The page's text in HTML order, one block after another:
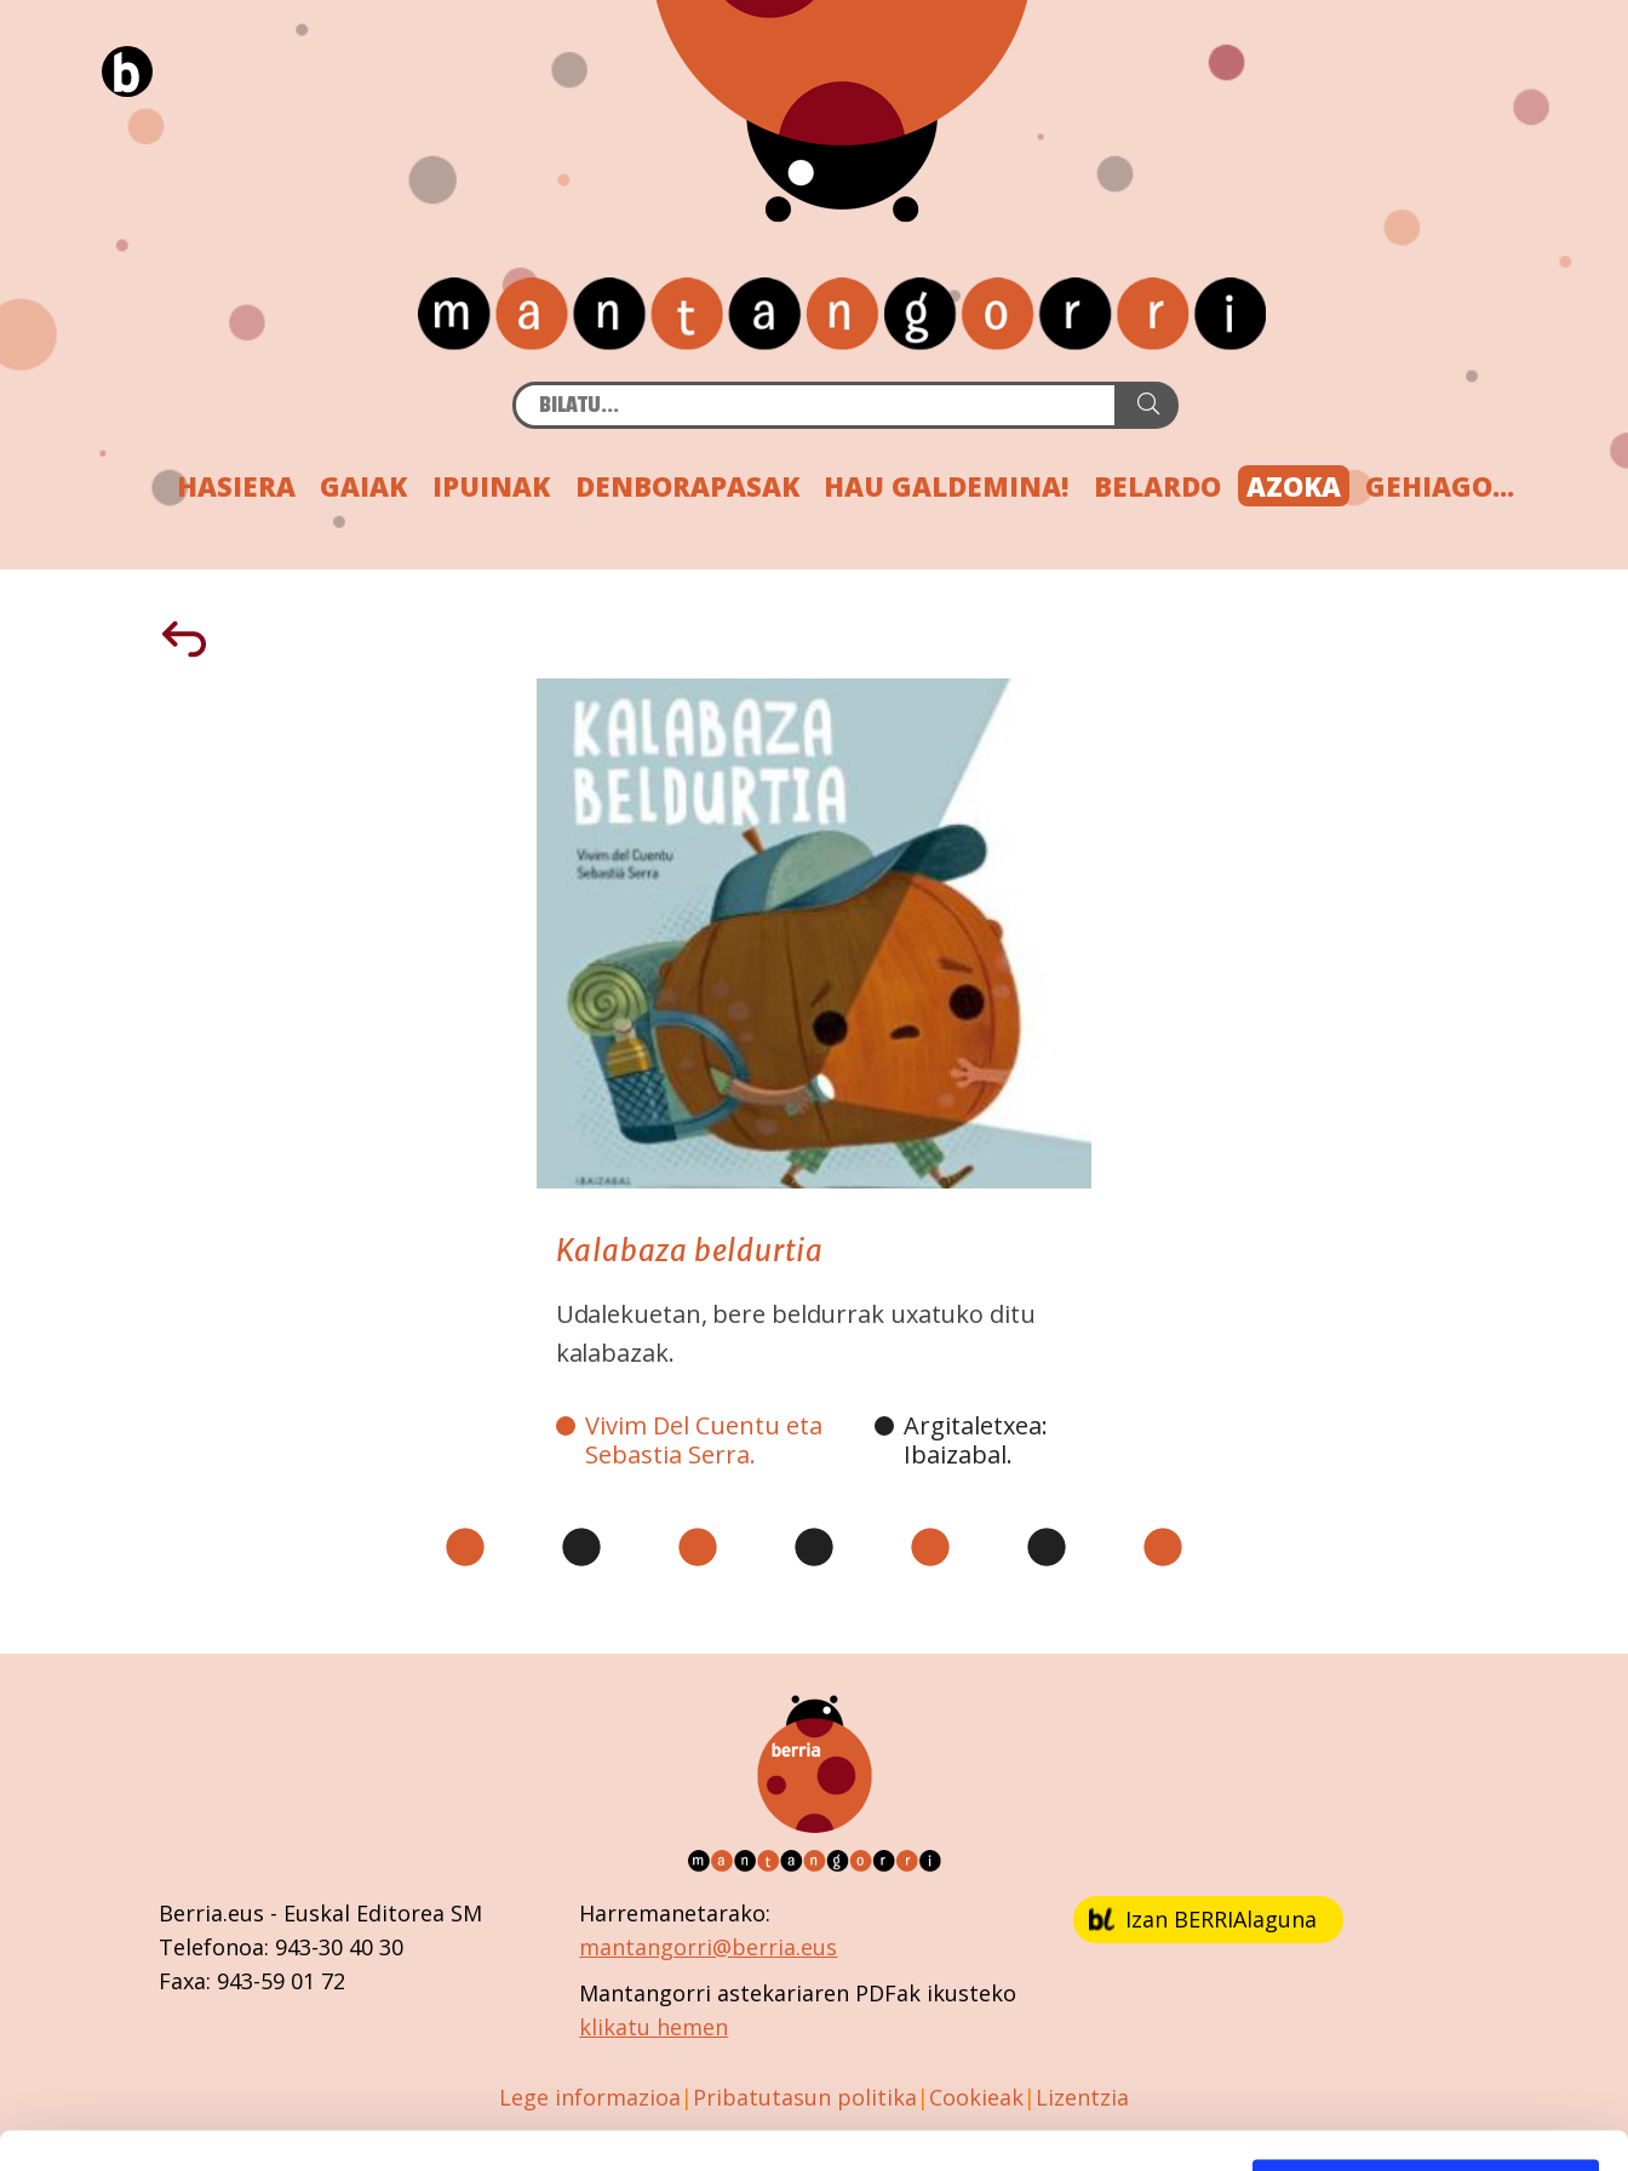
HASIERA GAIAK IPUINAK DENBORAPASAK HAU GALDEMINA! BELARDO AZOKA GEHIAGO...
Kalabaza beldurtia
Udalekuetan, bere beldurrak uxatuko ditu
kalabazak.
Vivim Del Cuentu eta
Sebastia Serra.
Argitaletxea:
Ibaizabal.
Berria.eus - Euskal Editorea SM
Telefonoa: 943-30 40 30
Faxa: 943-59 01 72
Harremanetarako:
mantangorri@berria.eus
Mantangorri astekariaren PDFak ikusteko
klikatu hemen
Izan BERRIAlaguna
Lege informazioa Pribatutasun politika Cookieak Lizentzia